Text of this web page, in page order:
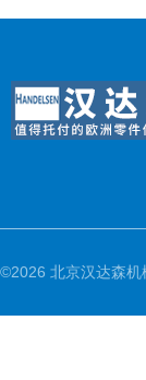
©2026 北京汉达森机